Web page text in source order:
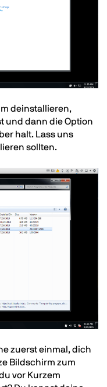
deinstallieren,
und dann die Option
halt. Lass uns
sollten.
zuerst einmal, dich
Bildschirm zum
vor Kurzem